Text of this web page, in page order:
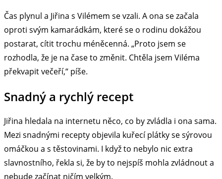
Čas plynul a Jiřina s Vilémem se vzali. A ona se začala
oproti svým kamarádkám, které se o rodinu dokážou
postarat, cítit trochu méněcenná. „Proto jsem se
rozhodla, že je na čase to změnit. Chtěla jsem Viléma
překvapit večeří,“ píše.
Snadný a rychlý recept
Jiřina hledala na internetu něco, co by zvládla i ona sama.
Mezi snadnými recepty objevila kuřecí plátky se sýrovou
omáčkou a s těstovinami. I když to nebylo nic extra
slavnostního, řekla si, že by to nejspíš mohla zvládnout a
nebude začínat ničím velkým.